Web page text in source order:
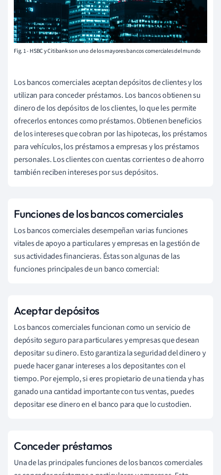
Fig. 1 - HSBC y Citibank son uno de los mayores bancos comerciales del mundo
Los bancos comerciales aceptan depósitos de clientes y los
utilizan para conceder préstamos. Los bancos obtienen su
dinero de los depósitos de los clientes, lo que les permite
ofrecerlos entonces como préstamos. Obtienen beneficios
de los intereses que cobran por las hipotecas, los préstamos
para vehículos, los préstamos a empresas y los préstamos
personales. Los clientes con cuentas corrientes o de ahorro
también reciben intereses por sus depósitos.
Funciones de los bancos comerciales
Los bancos comerciales desempeñan varias funciones
vitales de apoyo a particulares y empresas en la gestión de
sus actividades financieras. Éstas son algunas de las
funciones principales de un banco comercial:
Aceptar depósitos
Los bancos comerciales funcionan como un servicio de
depósito seguro para particulares y empresas que desean
depositar su dinero. Esto garantiza la seguridad del dinero y
puede hacer ganar intereses a los depositantes con el
tiempo. Por ejemplo, si eres propietario de una tienda y has
ganado una cantidad importante con tus ventas, puedes
depositar ese dinero en el banco para que lo custodien.
Conceder préstamos
Una de las principales funciones de los bancos comerciales